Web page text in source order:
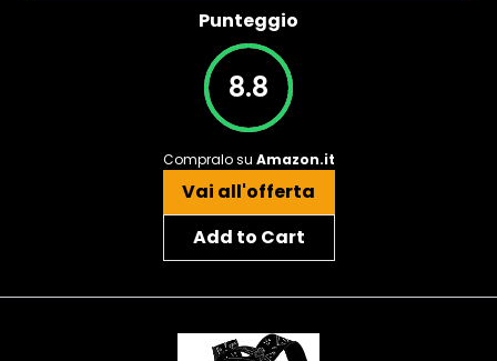
Punteggio
8.8
Compralo su Amazon.it
Vai all'offerta
Add to Cart